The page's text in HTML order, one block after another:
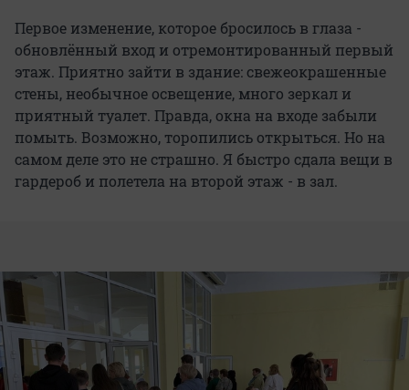
Первое изменение, которое бросилось в глаза -
обновлённый вход и отремонтированный первый
этаж. Приятно зайти в здание: свежеокрашенные
стены, необычное освещение, много зеркал и
приятный туалет. Правда, окна на входе забыли
помыть. Возможно, торопились открыться. Но на
самом деле это не страшно. Я быстро сдала вещи в
гардероб и полетела на второй этаж - в зал.